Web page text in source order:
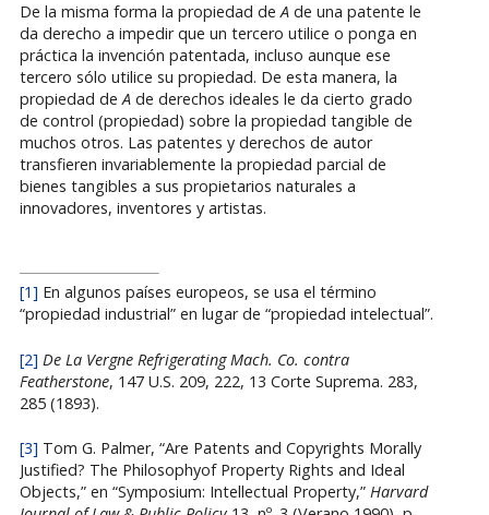
De la misma forma la propiedad deAde una patente le
da derecho a impedir que un tercero utilice o ponga en
práctica la invención patentada, incluso aunque ese
tercero sólo utilice su propiedad. De esta manera, la
propiedad deAde derechos ideales le da cierto grado
de control (propiedad) sobre la propiedad tangible de
muchos otros. Las patentes y derechos de autor
transfieren invariablemente la propiedad parcial de
bienes tangibles a sus propietarios naturales a
innovadores, inventores y artistas.
[1] En algunos países europeos, se usa el término
“propiedad industrial” en lugar de “propiedad intelectual”.
[2] De La Vergne Refrigerating Mach. Co. contra
Featherstone, 147 U.S. 209, 222, 13 Corte Suprema. 283,
285 (1893).
[3] Tom G. Palmer, “Are Patents and Copyrights Morally
Justified? The Philosophyof Property Rights and Ideal
Objects,” en “Symposium: Intellectual Property,” Harvard